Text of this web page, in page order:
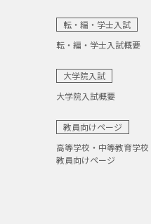
転・編・学士入試
転・編・学士入試概要
大学院入試
大学院入試概要
教員向けページ
高等学校・中等教育学校
教員向けページ